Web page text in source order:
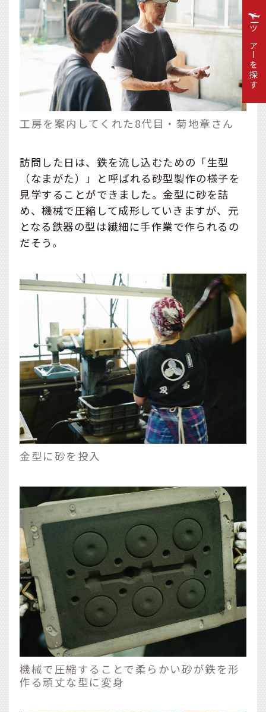
工房を案内してくれた8代目・菊地章さん
訪問した日は、鉄を流し込むための「生型
（なまがた）」と呼ばれる砂型製作の様子を
見学することができました。金型に砂を詰
め、機械で圧縮して成形していきますが、元
となる鉄器の型は繊細に手作業で作られるの
だそう。
金型に砂を投入
機械で圧縮することで柔らかい砂が鉄を形
作る頑丈な型に変身
ツアーを探す